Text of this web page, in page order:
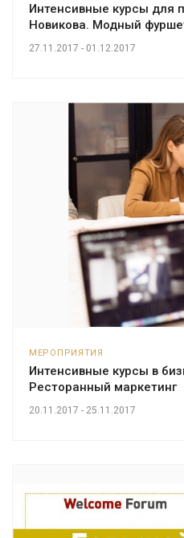
Интенсивные курсы для
Новикова. Модный
27.11.2017 - 01.12.2017
МЕРОПРИЯТИЯ
Интенсивные курсы в
Ресторанный маркетинг
20.11.2017 - 25.11.2017